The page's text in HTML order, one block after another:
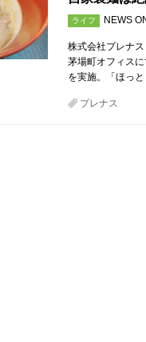
ライフ NEWS
株式会社プレナ
茅場町オフィスに
を実施。「ほっ
プレナス